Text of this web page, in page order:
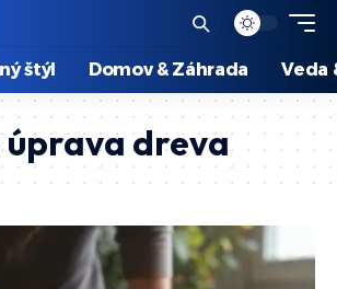
štýl Domov & Záhrada Veda
úprava dreva